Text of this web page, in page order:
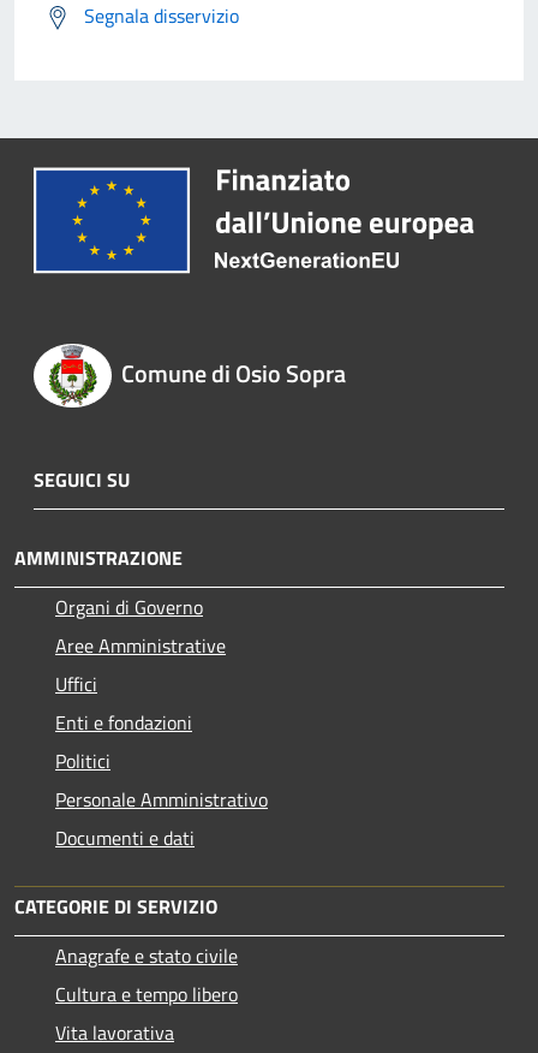
Segnala disservizio
Comune di Osio Sopra
SEGUICI SU
AMMINISTRAZIONE
Organi di Governo
Aree Amministrative
Uffici
Enti e fondazioni
Politici
Personale Amministrativo
Documenti e dati
CATEGORIE DI SERVIZIO
Anagrafe e stato civile
Cultura e tempo libero
Vita lavorativa